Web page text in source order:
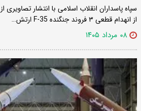
سپاه پاسداران انقلاب اسلامی با انتشار
از انهدام قطعی ۳ فروند جنگنده F-35 ارتش…
۰۸ مرداد ۱۴۰۵